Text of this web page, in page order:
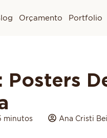
Orçamento Portfolio
Posters
minutos Ana Cristi